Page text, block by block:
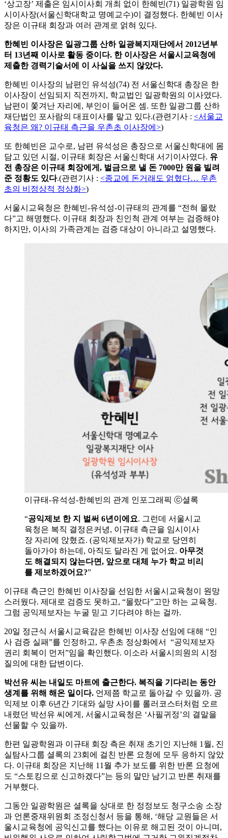
‘상고장’ 제출은 임시이사회 개최 없이 한혜빈(71) 일광학원 임
시이사장(서울신학대학교 명예교수)이 결정했다. 한혜빈 이사
장은 이규태 회장과 여러 관계로 얽혀 있다.
한혜빈 이사장은 일광그룹 산하 일광복지재단에서 2012년부
터 13년째 이사로 활동 중이다. 한 이사장은 서울시교육청에
제출한 경력기술서에 이 사실을 쓰지 않았다.
한혜빈 이사장의 남편인 유석성(74) 전 서울신학대 총장은 한
이사장이 선임되지 직전까지, 학교법인 일광학원의 이사였다.
남편이 쫓겨난 자리에, 부인이 들어온 셈. 또한 일광그룹 산하
재단법인 포사람의 대표이사를 맡고 있다.(관련기사 : <서울교
육청은 왜? 이규태 측근을 우촌초 이사장에>)
또 한혜빈은 교수로, 남편 유석성은 총장으로 서울신학대에 몸
담고 있던 시절, 이규태 회장은 서울신학대 서기이사였다. 유
전 총장은 이규태 회장에게, 벌금으로 낼 돈 7000만 원을 빌려
준 정황도 있다.(관련기사 : <종교에 돈거래도 얽혔다… 우촌
초의 비정상적 정상화>)
서울시교육청은 한혜빈-유석성-이규태의 관계를 “전혀 몰랐
다”고 해명했다. 이규태 회장과 친인척 관계 여부는 검증해야
하지만, 이사의 가족관계는 검증 대상이 아니라고 설명했다.
이규태-유석성-한혜빈의 관계 인포그래픽 ⓒ셜록
“공익제보 한 지 벌써 6년이에요. 그런데 서울시교
육청은 복직 결정은커녕, 이규태 측근을 임시이사
장 자리에 앉혔죠. (공익제보자가) 학교로 당연히
돌아가야 하는데, 아직도 달라진 게 없어요. 아무것
도 해결되지 않는다면, 앞으로 대체 누가 학교 비리
를 제보하겠어요?”
이규태 측근인 한혜빈 이사장을 선임한 서울시교육청이 원망
스러웠다. 제대로 검증도 못하고, “몰랐다”고만 하는 교육청.
그럼 공익제보자는 누굴 믿고 기다려야 하는 걸까.
20일 정근식 서울시교육감은 한혜빈 이사장 선임에 대해 “인
사 검증 실패”를 인정하고, 우촌초 정상화에서 “공익제보자
권리 회복이 먼저”임을 확인했다. 이소라 서울시의원의 시정
질의에 대한 답변이다.
박선유 씨는 내일도 마트에 출근한다. 복직을 기다리는 동안
생계를 위해 해온 일이다. 언제쯤 학교로 돌아갈 수 있을까. 공
익제보 이후 6년간 기대와 실망 사이를 롤러코스터처럼 오르
내렸던 박선유 씨에게, 서울시교육청은 ‘사필귀정’의 결말을
선물할 수 있을까.
한편 일광학원과 이규태 회장 측은 취재 초기인 지난해 1월, 진
실탐사그룹 셜록의 23회에 걸친 반론 요청에 모두 응하지 않았
다. 이규태 회장은 지난해 11월 추가 보도를 위한 반론 요청에
도 “스토킹으로 신고하겠다”는 등의 말만 남기고 반론 취재를
거부했다.
그동안 일광학원은 셜록을 상대로 한 정정보도 청구소송 소장
과 언론중재위원회 조정신청서 등을 통해, ‘해당 교원들은 서
울시교육청에 공익신고를 했다는 이유로 해고된 것이 아니며,